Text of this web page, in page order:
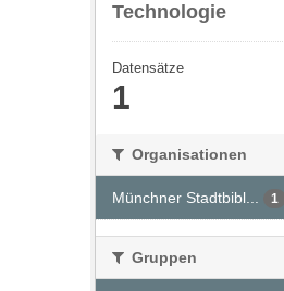
Technologie
Datensätze
1
Organisationen
Münchner Stadtbibl... 1
Gruppen